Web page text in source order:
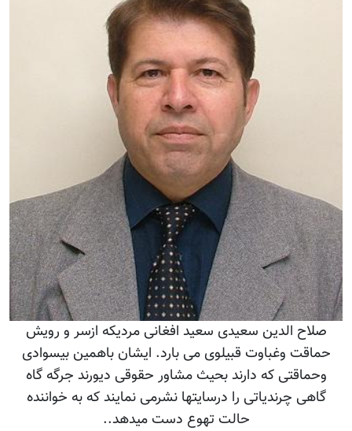
صلاح الدین سعیدی سعید افغانی مردیکه ازسر و رویش
حماقت وغباوت قبیلوی می بارد. ایشان باهمین بیسوادی
وحماقتی که دارند بحیث مشاور حقوقی دیورند جرگه گاه
گاهی چرندیاتی را درسایتها نشرمی نمایند که به خواننده
حالت تهوع دست میدهد..